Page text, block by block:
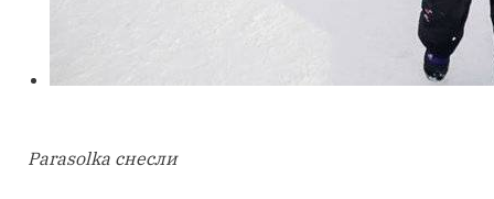
Parasolka снесли